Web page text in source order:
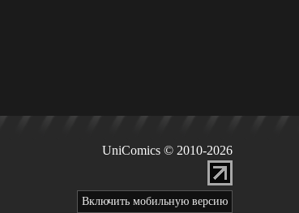
UniComics © 2010-2026
Включить мобильную версию